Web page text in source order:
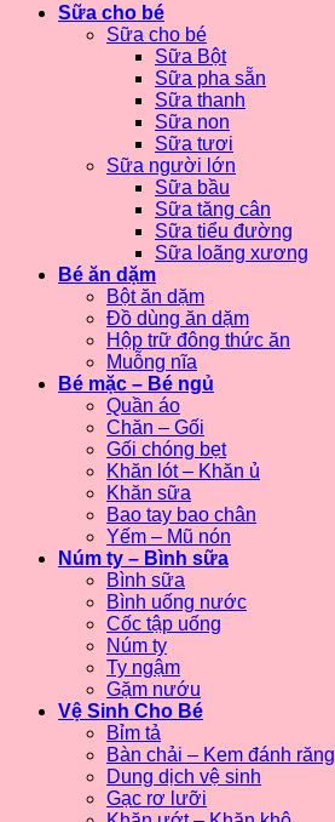
Sữa cho bé
Sữa cho bé
Sữa Bột
Sữa pha sẵn
Sữa thanh
Sữa non
Sữa tươi
Sữa người lớn
Sữa bầu
Sữa tăng cân
Sữa tiểu đường
Sữa loãng xương
Bé ăn dặm
Bột ăn dặm
Đồ dùng ăn dặm
Hộp trữ đông thức ăn
Muỗng nĩa
Bé mặc – Bé ngủ
Quần áo
Chăn – Gối
Gối chóng bẹt
Khăn lót – Khăn ủ
Khăn sữa
Bao tay bao chân
Yếm – Mũ nón
Núm ty – Bình sữa
Bình sữa
Bình uống nước
Cốc tập uống
Núm ty
Ty ngậm
Gặm nướu
Vệ Sinh Cho Bé
Bỉm tả
Bàn chải – Kem đánh răng
Dung dịch vệ sinh
Gạc rơ lưỡi